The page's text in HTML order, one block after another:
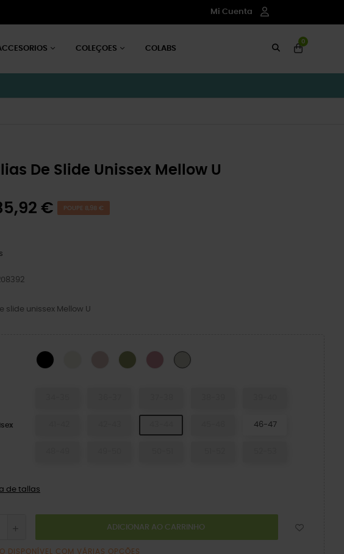
Mi Cuenta
COLEÇOES COLABS
0
De Slide Unissex Mellow U
€ POUPE 8,98 €
slide unissex Mellow U
BLACK Argila RosaExército Verde
CassisMeteor
46-47
de tallas
ADICIONAR AO CARRINHO
DISPONÍVEL COM VÁRIAS OPÇÕES